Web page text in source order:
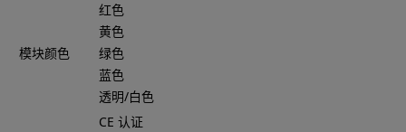
模块颜色
红色
黄色
绿色
蓝色
透明/白色
CE 认证